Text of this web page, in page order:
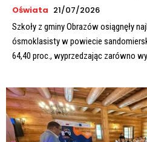
Oświata 21/07/2026
Szkoły z gminy Obrazów osiągnęły
ósmoklasisty w powiecie
64,40 proc., wyprzedzając zarówno